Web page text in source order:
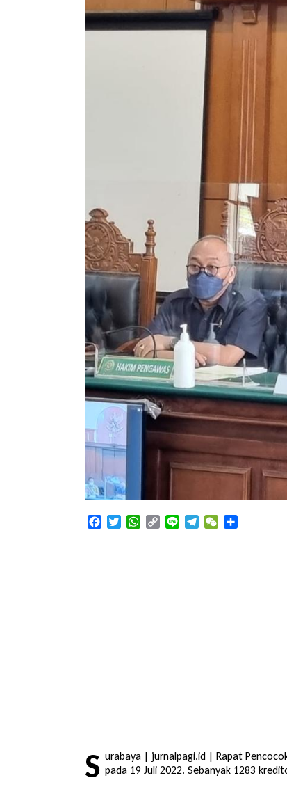
FacebookTwitterWhatsApp
Copy
Line TelegramWeChat
S urabaya | jurnalpagi.id | Rapat
pada 19 Juli 2022. Sebanyak 1283